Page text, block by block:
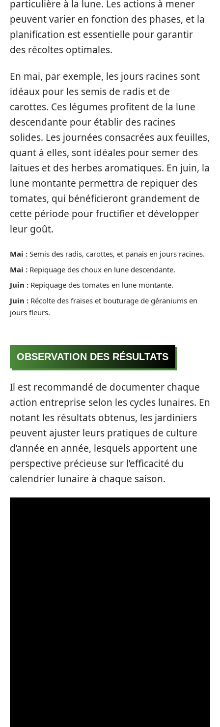
particulière à la lune. Les actions à mener
peuvent varier en fonction des phases, et la
planification est essentielle pour garantir
des récoltes optimales.
En mai, par exemple, les jours racines sont
idéaux pour les semis de radis et de
carottes. Ces légumes profitent de la lune
descendante pour établir des racines
solides. Les journées consacrées aux feuilles,
quant à elles, sont idéales pour semer des
laitues et des herbes aromatiques. En juin, la
lune montante permettra de repiquer des
tomates, qui bénéficieront grandement de
cette période pour fructifier et développer
leur goût.
Mai : Semis des radis, carottes, et panais en jours racines.
Mai : Repiquage des choux en lune descendante.
Juin : Repiquage des tomates en lune montante.
Juin : Récolte des fraises et bouturage de géraniums en
jours fleurs.
OBSERVATION DES RÉSULTATS
Il est recommandé de documenter chaque
action entreprise selon les cycles lunaires. En
notant les résultats obtenus, les jardiniers
peuvent ajuster leurs pratiques de culture
d’année en année, lesquels apportent une
perspective précieuse sur l’efficacité du
calendrier lunaire à chaque saison.